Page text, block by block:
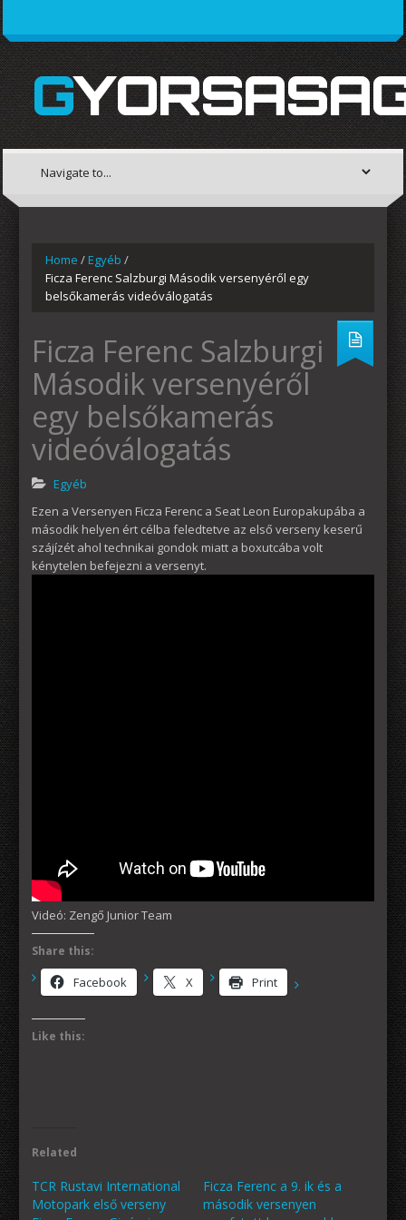
Home /Egyéb /
Ficza Ferenc Salzburgi Második versenyéről egy
belsőkamerás videóválogatás
Ficza Ferenc Salzburgi
Második versenyéről
egy belsőkamerás
videóválogatás
Egyéb
Ezen a Versenyen Ficza Ferenc a Seat Leon Europakupába a
második helyen ért célba feledtetve az első verseny keserű
szájízét ahol technikai gondok miatt a boxutcába volt
kénytelen befejezni a versenyt.
Videó: Zengő Junior Team
Share this:
Facebook X Print
Like this:
Related
TCR Rustavi International
Motopark első verseny
Ficza Ferenc a 9. ik és a
második versenyen